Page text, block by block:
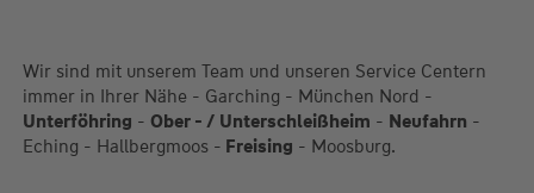
Wir sind mit unserem Team und unseren Service Centern
immer in Ihrer Nähe - Garching - München Nord -
Unterföhring - Ober - / Unterschleißheim - Neufahrn -
Eching - Hallbergmoos - Freising - Moosburg.